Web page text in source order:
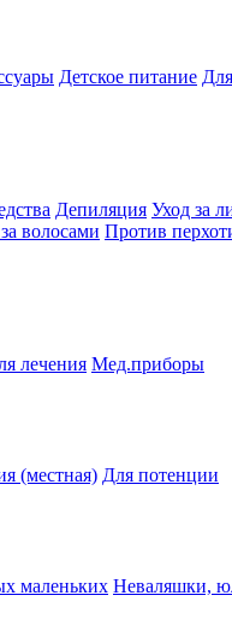
Детское питание
Депиляция Уход за
волосами Против
лечения Мед.приборы
(местная) Для потенции
маленьких Неваляшки,